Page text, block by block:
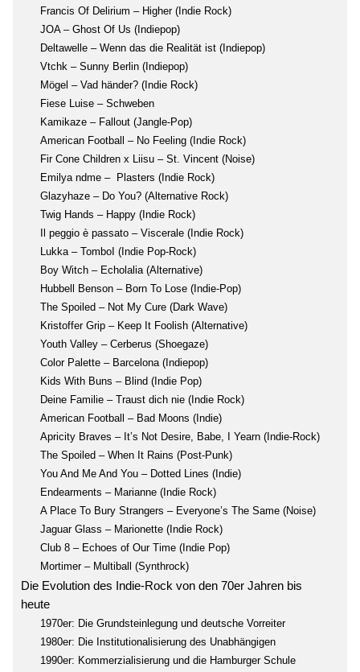
Francis Of Delirium – Higher (Indie Rock)
JOA – Ghost Of Us (Indiepop)
Deltawelle – Wenn das die Realität ist (Indiepop)
Vtchk – Sunny Berlin (Indiepop)
Mögel – Vad händer? (Indie Rock)
Fiese Luise – Schweben
Kamikaze – Fallout (Jangle-Pop)
American Football – No Feeling (Indie Rock)
Fir Cone Children x Liisu – St. Vincent (Noise)
Emilya ndme – Plasters (Indie Rock)
Glazyhaze – Do You? (Alternative Rock)
Twig Hands – Happy (Indie Rock)
Il peggio è passato – Viscerale (Indie Rock)
Lukka – TomboI (Indie Pop-Rock)
Boy Witch – Echolalia (Alternative)
Hubbell Benson – Born To Lose (Indie-Pop)
The Spoiled – Not My Cure (Dark Wave)
Kristoffer Grip – Keep It Foolish (Alternative)
Youth Valley – Cerberus (Shoegaze)
Color Palette – Barcelona (Indiepop)
Kids With Buns – Blind (Indie Pop)
Deine Familie – Traust dich nie (Indie Rock)
American Football – Bad Moons (Indie)
Apricity Braves – It’s Not Desire, Babe, I Yearn (Indie-Rock)
The Spoiled – When It Rains (Post-Punk)
You And Me And You – Dotted Lines (Indie)
Endearments – Marianne (Indie Rock)
A Place To Bury Strangers – Everyone’s The Same (Noise)
Jaguar Glass – Marionette (Indie Rock)
Club 8 – Echoes of Our Time (Indie Pop)
Mortimer – Multiball (Synthrock)
Die Evolution des Indie-Rock von den 70er Jahren bis
heute
1970er: Die Grundsteinlegung und deutsche Vorreiter
1980er: Die Institutionalisierung des Unabhängigen
1990er: Kommerzialisierung und die Hamburger Schule